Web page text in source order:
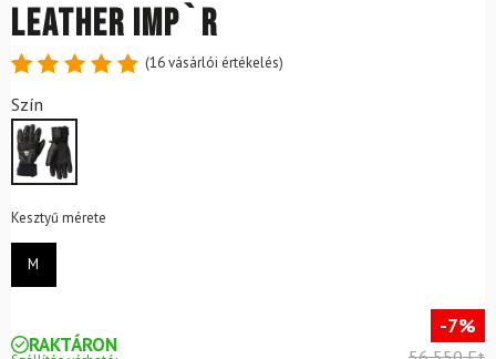
Leather IMP`R
4.88
5-ből,
értékelés
alapján
(16vásárlói értékelés)
Szín
Kesztyű mérete
M
RAKTÁRON
-7%